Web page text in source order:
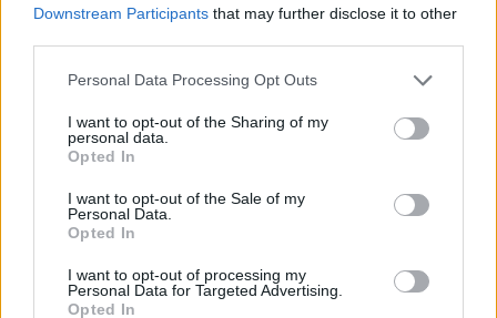
Downstream Participants that may further disclose it to other
Please note that this website/app uses one or more Google
not limited to your visit or usage behaviour. You may click to
grant or deny consent to Google and its third-party tags to
use your data for below specified purposes in below Google
consent section.
Personal Data Processing Opt Outs
I want to opt-out of the Sharing of my
personal data.
Opted In
I want to opt-out of the Sale of my
Personal Data.
Opted In
I want to opt-out of processing my
Personal Data for Targeted Advertising.
Opted In
NECROLOGIE
Mario Malu